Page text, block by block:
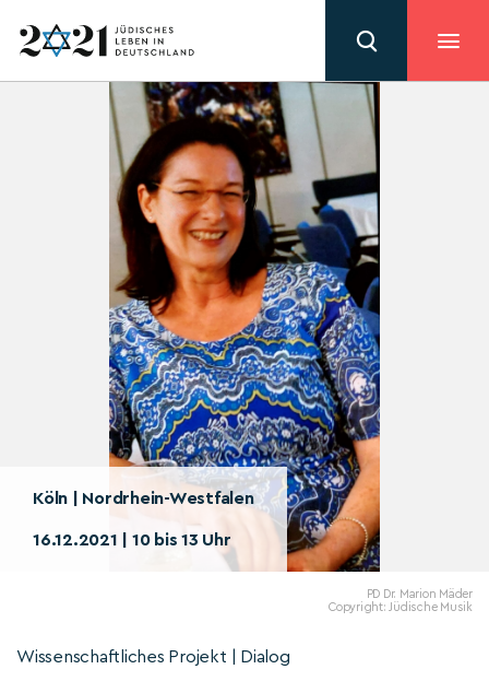
Köln | Nordrhein-Westfalen
16.12.2021 | 10 bis 13 Uhr
PD Dr. Marion Mäder
Copyright: Jüdische Musik
Wissenschaftliches Projekt | Dialog